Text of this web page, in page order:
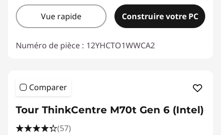
Vue rapide Construire votre PC
Numéro de pièce : 12YHCTO1WWCA2
Comparer
Tour ThinkCentre M70t Gen 6 (Intel)
(57)